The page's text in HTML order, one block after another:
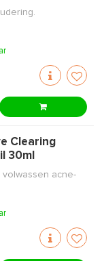
Clearing
30ml
acne-